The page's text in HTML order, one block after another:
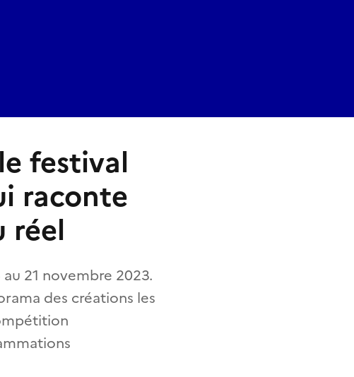
festival
raconte
réel
21 novembre 2023.
des créations les